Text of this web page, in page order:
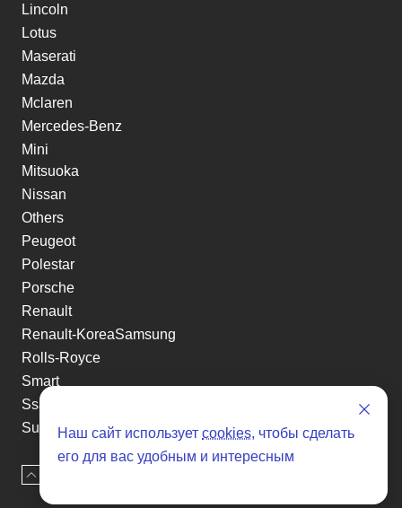
Lincoln
Lotus
Maserati
Mazda
Mclaren
Mercedes-Benz
Mini
Mitsuoka
Nissan
Others
Peugeot
Polestar
Porsche
Renault
Renault-KoreaSamsung
Rolls-Royce
Smart
Ssangyong
Subaru
Suzuki
Tesla
Toyota
Наш сайт использует cookies, чтобы сделать
его для вас удобным и интересным